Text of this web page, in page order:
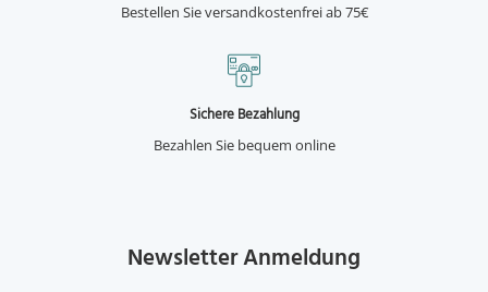
Bestellen Sie versandkostenfrei ab 75€
Sichere Bezahlung
Bezahlen Sie bequem online
Newsletter Anmeldung